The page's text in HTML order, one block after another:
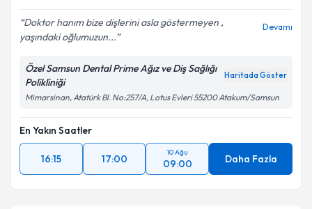
Doktor hanım bize dişlerini asla göstermeyen ,
yaşındaki oğlumuzun...
Devamı
Özel Samsun Dental Prime Ağız ve Diş Sağlığı
Polikliniği
Haritada Göster
Mimarsinan, Atatürk Bl. No:257/A, Lotus Evleri 55200 Atakum/Samsun
En Yakın Saatler
16:15 17:00
10 Ağu
09:00 Daha Fazla